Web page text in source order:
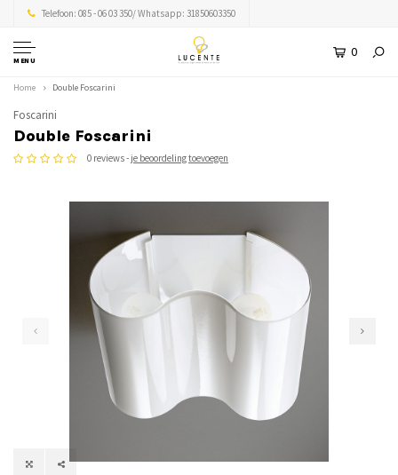
Telefoon: 085 - 06 03 350/ Whatsapp: 31850603350
MENU
0
Home Double Foscarini
Foscarini
Double Foscarini
0 reviews - je beoordeling toevoegen